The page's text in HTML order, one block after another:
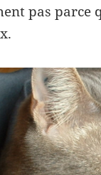
pas parce